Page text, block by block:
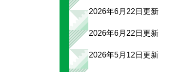
2026年6月22日更新
2026年6月22日更新
2026年5月12日更新